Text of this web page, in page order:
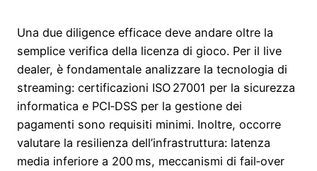
Una due diligence efficace deve andare oltre la
semplice verifica della licenza di gioco. Per il live
dealer, è fondamentale analizzare la tecnologia di
streaming: certificazioni ISO 27001 per la sicurezza
informatica e PCI‑DSS per la gestione dei
pagamenti sono requisiti minimi. Inoltre, occorre
valutare la resilienza dell’infrastruttura: latenza
media inferiore a 200 ms, meccanismi di fail‑over